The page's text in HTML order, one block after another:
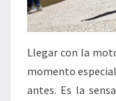
Llegar con la
momento
antes. Es la